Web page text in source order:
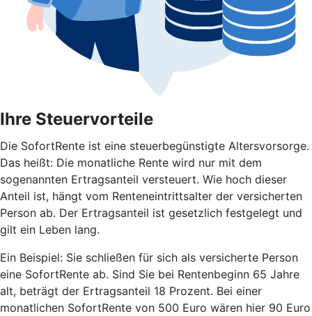
Ihre Steuervorteile
Die SofortRente ist eine steuerbegünstigte Altersvorsorge.
Das heißt: Die monatliche Rente wird nur mit dem
sogenannten Ertragsanteil versteuert. Wie hoch dieser
Anteil ist, hängt vom Renteneintrittsalter der versicherten
Person ab. Der Ertragsanteil ist gesetzlich festgelegt und
gilt ein Leben lang.
Ein Beispiel: Sie schließen für sich als versicherte Person
eine SofortRente ab. Sind Sie bei Rentenbeginn 65 Jahre
alt, beträgt der Ertragsanteil 18 Prozent. Bei einer
monatlichen SofortRente von 500 Euro wären hier 90 Euro